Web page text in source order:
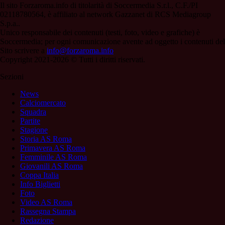
Il sito Forzaroma.info di titolarità di Soccermedia S.r.l., C.F./PI
02118780564, è affiliato al network Gazzanet di RCS Mediagroup
S.p.a..
Unico responsabile dei contenuti (testi, foto, video e grafiche) è
Soccermedia; per ogni comunicazione avente ad oggetto i contenuti del
Sito scrivere a info@forzaroma.info
Copyright 2021-2026 © Tutti i diritti riservati.
Sezioni
News
Calciomercato
Squadra
Partite
Stagione
Storia AS Roma
Primavera AS Roma
Femminile AS Roma
Giovanili AS Roma
Coppa Italia
Info Biglietti
Foto
Video AS Roma
Rassegna Stampa
Redazione